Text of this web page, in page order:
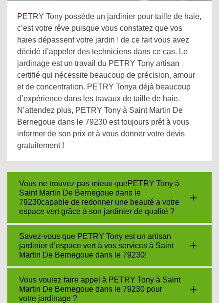
PETRY Tony possède un jardinier pour taille de haie,
c’est votre rêve puisque vous constatez que vos
haies dépassent votre jardin ! de ce fait vous avez
décidé d’appeler des techniciens dans ce cas. Le
jardinage est un travail du PETRY Tony artisan
certifié qui nécessite beaucoup de précision, amour
et de concentration. PETRY Tonya déjà beaucoup
d’expérience dans les travaux de taille de haie.
N’attendez plus, PETRY Tony à Saint Martin De
Bernegoue dans le 79230 est toujours prêt à vous
informer de son prix et à vous donner votre devis
gratuitement !
Vous ne trouvez pas mieux quePETRY Tony à
Saint Martin De Bernegoue dans le
79230capable de redonner une beauté a votre
espace vert grâce à son jardinier de qualité ?
Savez-vous que PETRY Tony est un artisan
jardinier d’espace vert à vos services à Saint
Martin De Bernegoue dans le 79230!
Vous voulez faire appel à PETRY Tony à Saint
Martin De Bernegoue dans le 79230 pour
votre jardinage ?